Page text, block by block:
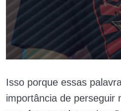
Isso porque essas
importância de perseguir